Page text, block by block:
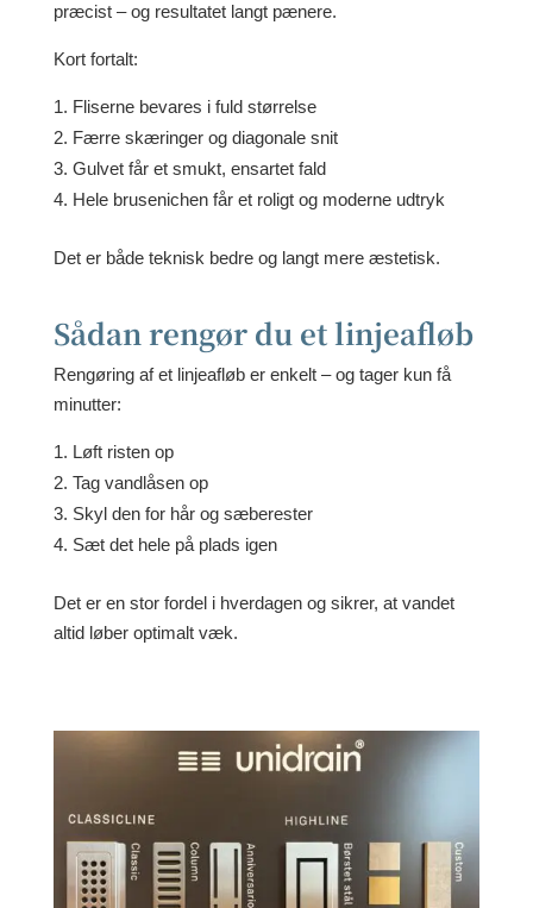
præcist – og resultatet langt pænere.
Kort fortalt:
Fliserne bevares i fuld størrelse
Færre skæringer og diagonale snit
Gulvet får et smukt, ensartet fald
Hele brusenichen får et roligt og moderne udtryk
Det er både teknisk bedre og langt mere æstetisk.
Sådan rengør du et linjeafløb
Rengøring af et linjeafløb er enkelt – og tager kun få
minutter:
Løft risten op
Tag vandlåsen op
Skyl den for hår og sæberester
Sæt det hele på plads igen
Det er en stor fordel i hverdagen og sikrer, at vandet
altid løber optimalt væk.